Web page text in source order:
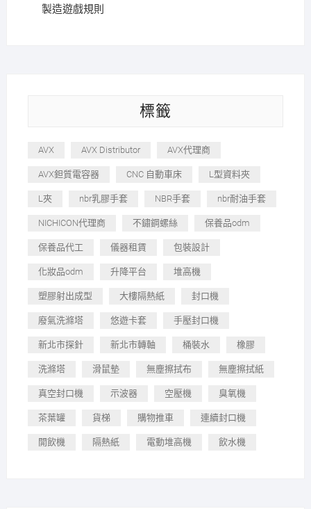
製造遊戲規則
標籤
AVX AVX Distributor AVX代理商
AVX鉭質電容器 CNC 自動車床 L型資料夾
L夾 nbr乳膠手套 NBR手套 nbr耐油手套
NICHICON代理商 不鏽鋼螺絲 保養品odm
保養品代工 儀器租賃 包裝設計
化妝品odm 升降平台 堆高機
塑膠射出成型 大樓隔熱紙 封口機
廢氣洗滌塔 悠遊卡套 手壓封口機
新北市探針 新北市轉軸 桶裝水 橡膠
洗滌塔 滑鼠墊 無塵擦拭布 無塵擦拭紙
真空封口機 示波器 空壓機 臭氧機
茶葉罐 貨梯 購物推車 連續封口機
開飲機 隔熱紙 電動堆高機 飲水機